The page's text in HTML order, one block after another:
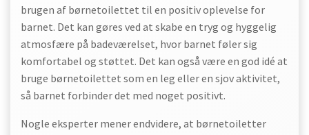
brugen af børnetoilettet til en positiv oplevelse for
barnet. Det kan gøres ved at skabe en tryg og hyggelig
atmosfære på badeværelset, hvor barnet føler sig
komfortabel og støttet. Det kan også være en god idé at
bruge børnetoilettet som en leg eller en sjov aktivitet,
så barnet forbinder det med noget positivt.
Nogle eksperter mener endvidere, at børnetoiletter